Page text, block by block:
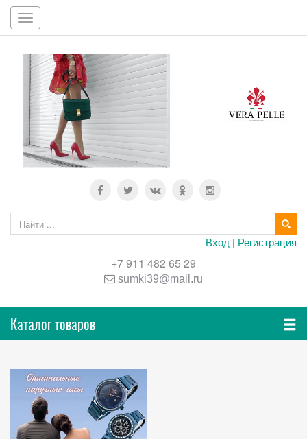
Toggle
navigation
Вход | Регистрация
+7 911 482 65 29
sumki39@mail.ru
Каталог товаров